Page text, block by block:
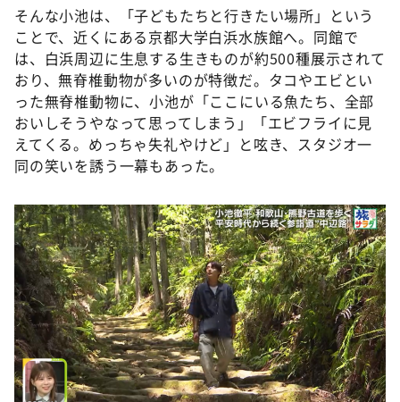
そんな⼩池は、「子どもたちと行きたい場所」という
ことで、近くにある京都⼤学⽩浜⽔族館へ。同館で
は、白浜周辺に生息する生きものが約500種展示されて
おり、無脊椎動物が多いのが特徴だ。タコやエビとい
った無脊椎動物に、⼩池が「ここにいる魚たち、全部
おいしそうやなって思ってしまう」「エビフライに見
えてくる。めっちゃ失礼やけど」と呟き、スタジオ一
同の笑いを誘う一幕もあった。